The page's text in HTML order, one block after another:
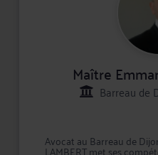
Maître
Barreau de
Avocat au Barreau de
LAMBERT met ses